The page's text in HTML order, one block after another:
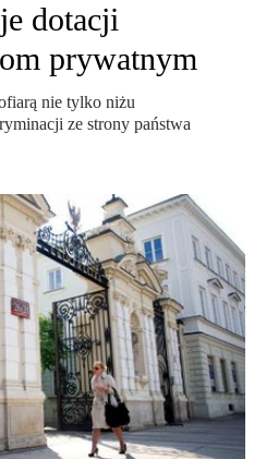
dotacji
prywatnym
nie tylko niżu
ze strony państwa